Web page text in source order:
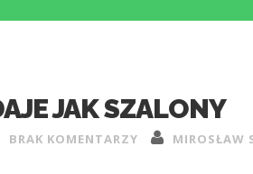
JAK SZALONY
BRAK KOMENTARZY MIROSŁAW